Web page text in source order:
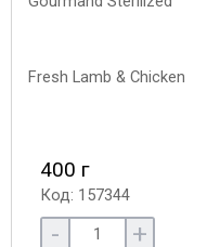
400 г
Код: 157344
- +